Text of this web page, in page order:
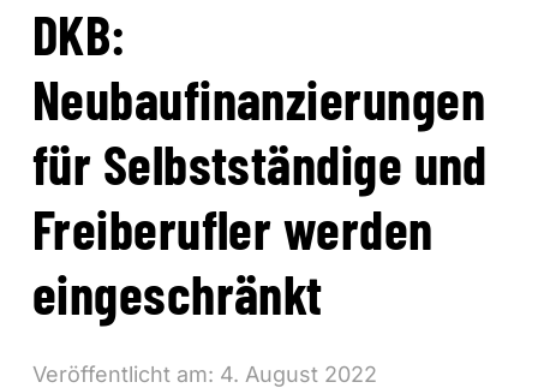
DKB:
Neubaufinanzierungen
für Selbstständige und
Freiberufler werden
eingeschränkt
Veröffentlicht am: 4. August 2022